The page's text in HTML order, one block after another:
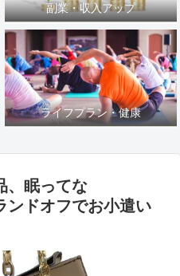
副業・収入アップ
ライフプラン・健康
、眠ってな
フでお小遣い